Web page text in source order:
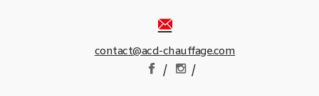
contact@acd-chauffage.com
/ /